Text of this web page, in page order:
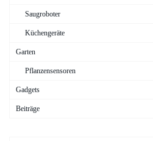
Saugroboter
Küchengeräte
Garten
Pflanzensensoren
Gadgets
Beiträge